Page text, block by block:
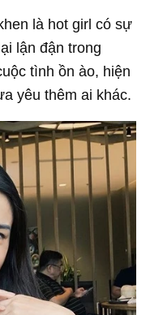
là hot girl có sự
lận đận trong
tình ồn ào, hiện
yêu thêm ai khác.